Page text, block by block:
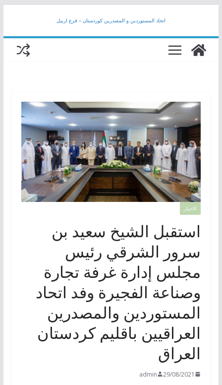
content
اتحاد المستوردين و المصدرين كوردستان – فرع اربيل
الاخبار
استقبل الشيخ سعيد بن
سرور الشرقي رئيس
مجلس إدارة غرفة تجارة
وصناعة الفجيرة وفد اتحاد
المستوردين والمصدرين
العراقيين باقليم كردستان
العراق
29/08/2021
admin